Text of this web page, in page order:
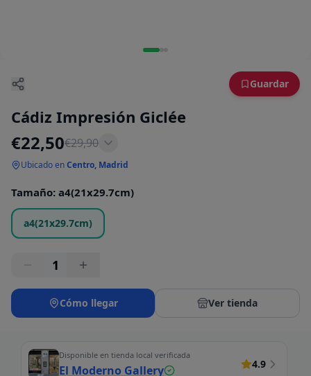
Guardar
Cádiz Impresión Giclée
€22,50€29,90
Ubicado enCentro, Madrid
Tamaño: a4(21x29.7cm)
a4(21x29.7cm)
1
Cómo llegar Ver tienda
Disponible en tienda local verificada
El Moderno Gallery 4.9